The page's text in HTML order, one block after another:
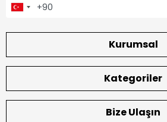
Kurumsal
Kategoriler
Bize Ulaşın